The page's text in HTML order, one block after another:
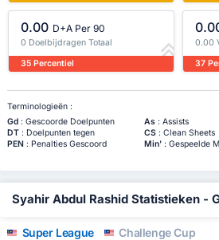
0.00 D+A Per 90
0 Doelbijdragen Totaal
35 Percentiel
0.00
37
Terminologieën :
Gd: Gescoorde Doelpunten As: Assists
DT: Doelpunten tegen CS: Clean Sheets
PEN: Penalties Gescoord Min': Gespeelde
Syahir Abdul Rashid Statistieken -
Super League Challenge Cup